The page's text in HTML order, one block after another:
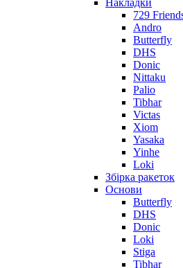
Накладки
729
Andro
Butterfly
DHS
Donic
Nittaku
Palio
Tibhar
Victas
Xiom
Yasaka
Yinhe
Loki
Збірка ракеток
Основи
Butterfly
DHS
Donic
Loki
Stiga
Tibhar